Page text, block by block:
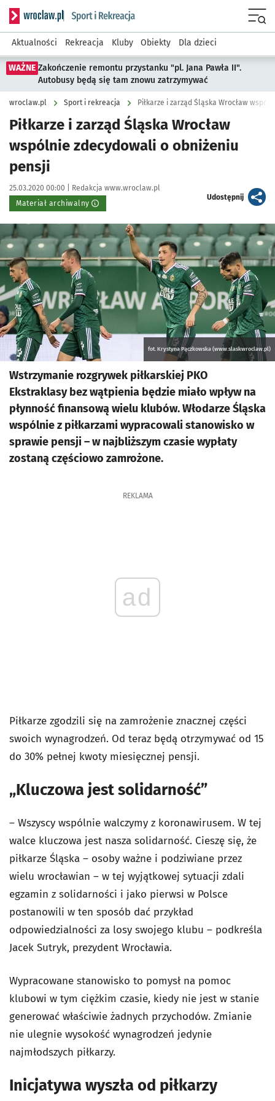
Serwis informacyjny wroclaw.pl podserwis: Sport i rekreacja
Aktualności Rekreacja Kluby Obiekty Dla dzieci
WAŻNE Zakończenie remontu przystanku "pl. Jana Pawła II".
Autobusy będą się tam znowu zatrzymywać
wroclaw.pl Sport i rekreacja Piłkarze i zarząd Śląska Wrocław
Piłkarze i zarząd Śląska Wrocław
wspólnie zdecydowali o obniżeniu
pensji
Data publikacji:
25.03.2020 00:00 | Autor:
Redakcja www.wroclaw.pl
Materiał archiwalny
Udostępnijartykuł
Kliknij, aby powiększyć
fot. Krystyna Pączkowska (www.slaskwroclaw.pl)
Wstrzymanie rozgrywek piłkarskiej PKO
Ekstraklasy bez wątpienia będzie miało wpływ na
płynność finansową wielu klubów. Włodarze Śląska
wspólnie z piłkarzami wypracowali stanowisko w
sprawie pensji – w najbliższym czasie wypłaty
zostaną częściowo zamrożone.
REKLAMA
ad
Piłkarze zgodzili się na zamrożenie znacznej części
swoich wynagrodzeń. Od teraz będą otrzymywać od 15
do 30% pełnej kwoty miesięcznej pensji.
„Kluczowa jest solidarność”
– Wszyscy wspólnie walczymy z koronawirusem. W tej
walce kluczowa jest nasza solidarność. Cieszę się, że
piłkarze Śląska – osoby ważne i podziwiane przez
wielu wrocławian – w tej wyjątkowej sytuacji zdali
egzamin z solidarności i jako pierwsi w Polsce
postanowili w ten sposób dać przykład
odpowiedzialności za losy swojego klubu – podkreśla
Jacek Sutryk, prezydent Wrocławia.
Wypracowane stanowisko to pomysł na pomoc
klubowi w tym ciężkim czasie, kiedy nie jest w stanie
generować właściwie żadnych przychodów. Zmianie
nie ulegnie wysokość wynagrodzeń jedynie
najmłodszych piłkarzy.
Inicjatywa wyszła od piłkarzy